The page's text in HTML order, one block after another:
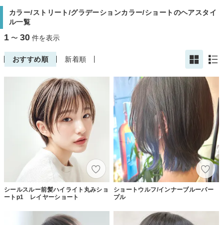
カラー/ストリート/グラデーションカラー/ショートのヘアスタイ
ル一覧
1 〜 30 件を表示
おすすめ順 新着順
シールスルー前髪ハイライト丸みショ
ートp1 レイヤーショート
ショートウルフ/インナーブルーパー
プル